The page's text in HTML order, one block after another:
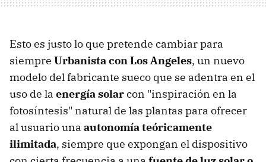
Esto es justo lo que pretende cambiar para
siempre Urbanista con Los Angeles, un nuevo
modelo del fabricante sueco que se adentra en el
uso de la energía solarcon "inspiración en la
fotosíntesis" natural de las plantas para ofrecer
al usuario una autonomía teóricamente
ilimitada, siempre que expongan el dispositivo